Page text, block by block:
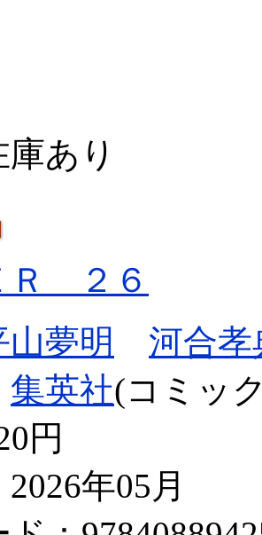
あり
Ｒ ２６
山夢明
河合孝
集英社(コミッ
円
年05月